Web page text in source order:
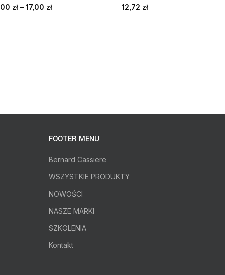
zł –17,00 zł 12,72 zł
FOOTER MENU
Bernard Cassiere
WSZYSTKIE PRODUKTY
NOWOŚCI
NASZE MARKI
SZKOLENIA
Kontakt